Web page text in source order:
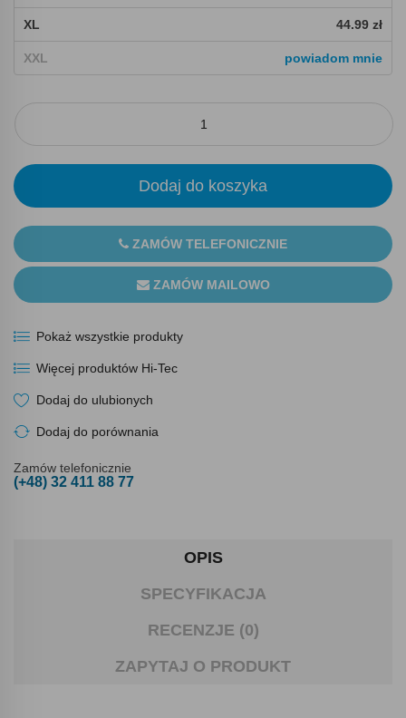
XL 44.99 zł
XXL powiadom mnie
Dodaj do koszyka
ZAMÓW TELEFONICZNIE
ZAMÓW MAILOWO
Pokaż wszystkie produkty
Więcej produktów Hi-Tec
Dodaj do ulubionych
Dodaj do porównania
Zamów telefonicznie
(+48) 32 411 88 77
OPIS
SPECYFIKACJA
RECENZJE (0)
ZAPYTAJ O PRODUKT